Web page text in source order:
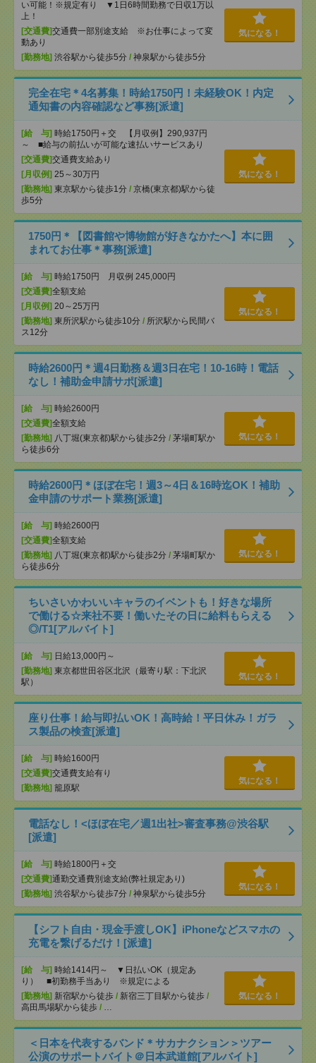
い可能！※規定有り ▼1日6時間勤務で日収1万以
上！
[交通費]交通費一部別途支給 ※お仕事によって変
動あり
[勤務地] 渋谷駅から徒歩5分 / 神泉駅から徒歩5分
気になる！
完全在宅＊4名募集！時給1750円！未経験OK！内定
通知書の内容確認など事務[派遣]
[給 与] 時給1750円＋交 【月収例】290,937円
～ ■給与の前払いが可能な速払いサービスあり
[交通費]交通費支給あり
[月収例] 25～30万円
[勤務地] 東京駅から徒歩1分 / 京橋(東京都)駅から徒
歩5分
気になる！
1750円＊【図書館や博物館が好きなかたへ】本に囲
まれてお仕事＊事務[派遣]
[給 与] 時給1750円 月収例 245,000円
[交通費]全額支給
[月収例] 20～25万円
[勤務地] 東所沢駅から徒歩10分 / 所沢駅から民間バ
ス12分
気になる！
時給2600円＊週4日勤務＆週3日在宅！10-16時！電話
なし！補助金申請サポ[派遣]
[給 与] 時給2600円
[交通費]全額支給
[勤務地] 八丁堀(東京都)駅から徒歩2分 / 茅場町駅か
ら徒歩6分
気になる！
時給2600円＊ほぼ在宅！週3～4日＆16時迄OK！補助
金申請のサポート業務[派遣]
[給 与] 時給2600円
[交通費]全額支給
[勤務地] 八丁堀(東京都)駅から徒歩2分 / 茅場町駅か
ら徒歩6分
気になる！
ちいさいかわいいキャラのイベントも！好きな場所
で働ける☆来社不要！働いたその日に給料もらえる
◎/T1[アルバイト]
[給 与] 日給13,000円～
[勤務地] 東京都世田谷区北沢（最寄り駅：下北沢
駅）
気になる！
座り仕事！給与即払いOK！高時給！平日休み！ガラ
ス製品の検査[派遣]
[給 与] 時給1600円
[交通費]交通費支給有り
[勤務地] 籠原駅
気になる！
電話なし！<ほぼ在宅／週1出社>審査事務@渋谷駅
[派遣]
[給 与] 時給1800円＋交
[交通費]通勤交通費別途支給(弊社規定あり)
[勤務地] 渋谷駅から徒歩7分 / 神泉駅から徒歩5分
気になる！
【シフト自由・現金手渡しOK】iPhoneなどスマホの
充電を繋げるだけ！[派遣]
[給 与] 時給1414円～ ▼日払いOK（規定あ
り） ■初勤務手当あり ※規定による
[勤務地] 新宿駅から徒歩 / 新宿三丁目駅から徒歩 /
高田馬場駅から徒歩 / …
気になる！
＜日本を代表するバンド＊サカナクション＞ツアー
公演のサポートバイト＠日本武道館[アルバイト]